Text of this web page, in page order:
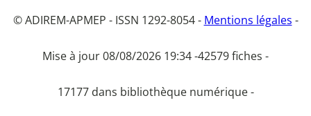
© ADIREM-APMEP - ISSN 1292-8054 - Mentions légales -
Mise à jour 08/08/2026 19:34 -42579 fiches -
17177 dans bibliothèque numérique -